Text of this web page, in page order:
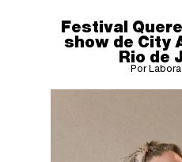
Festival
show de City
Rio de
Por